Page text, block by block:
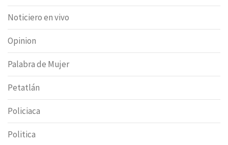
Noticiero en vivo
Opinion
Palabra de Mujer
Petatlán
Policiaca
Politica